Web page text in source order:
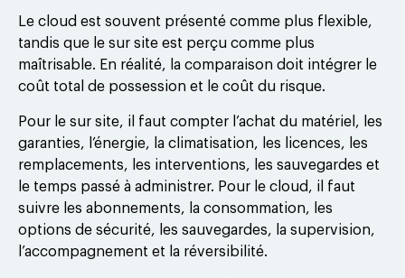
Le cloud est souvent présenté comme plus flexible,
tandis que le sur site est perçu comme plus
maîtrisable. En réalité, la comparaison doit intégrer le
coût total de possession et le coût du risque.
Pour le sur site, il faut compter l’achat du matériel, les
garanties, l’énergie, la climatisation, les licences, les
remplacements, les interventions, les sauvegardes et
le temps passé à administrer. Pour le cloud, il faut
suivre les abonnements, la consommation, les
options de sécurité, les sauvegardes, la supervision,
l’accompagnement et la réversibilité.